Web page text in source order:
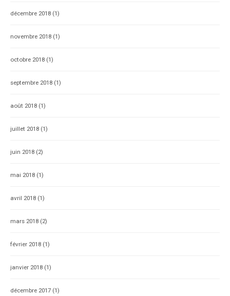
décembre 2018 (1)
novembre 2018 (1)
octobre 2018 (1)
septembre 2018 (1)
août 2018 (1)
juillet 2018 (1)
juin 2018 (2)
mai 2018 (1)
avril 2018 (1)
mars 2018 (2)
février 2018 (1)
janvier 2018 (1)
décembre 2017 (1)